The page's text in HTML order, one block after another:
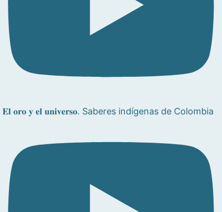
𝐄𝐥 𝐨𝐫𝐨 𝐲 𝐞𝐥 𝐮𝐧𝐢𝐯𝐞𝐫𝐬𝐨. Saberes indígenas de Colombia